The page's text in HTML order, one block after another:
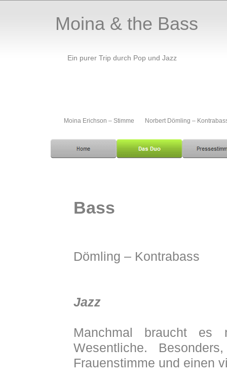
Moina & the Bass
Ein purer Trip durch Pop und Jazz
Moina Erichson – Stimme Norbert Dömling –
Bass
Dömling – Kontrabass
Jazz
Manchmal braucht
Wesentliche.
Frauenstimme und einen